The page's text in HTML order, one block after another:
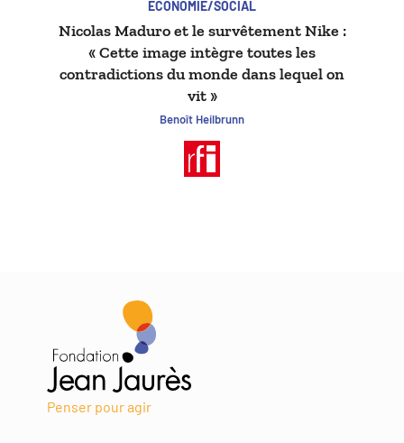
ÉCONOMIE/SOCIAL
Nicolas Maduro et le survêtement Nike :
« Cette image intègre toutes les
contradictions du monde dans lequel on
vit »
Benoît Heilbrunn
Penser pour agir